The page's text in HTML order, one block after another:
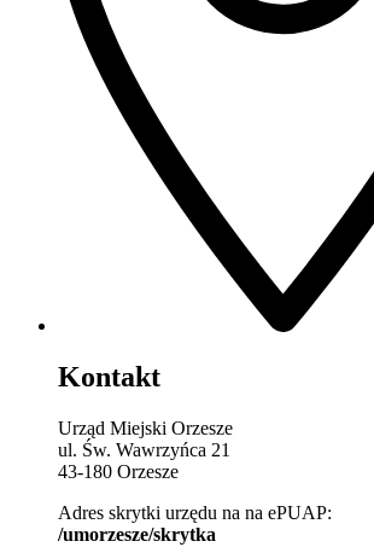
Kontakt
Urząd Miejski Orzesze
ul. Św. Wawrzyńca 21
43-180 Orzesze
Adres skrytki urzędu na na ePUAP:
/umorzesze/skrytka